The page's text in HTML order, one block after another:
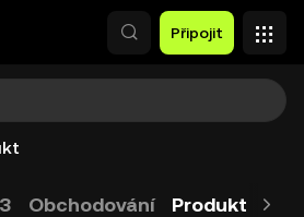
Připojit
Obchodování Produkt